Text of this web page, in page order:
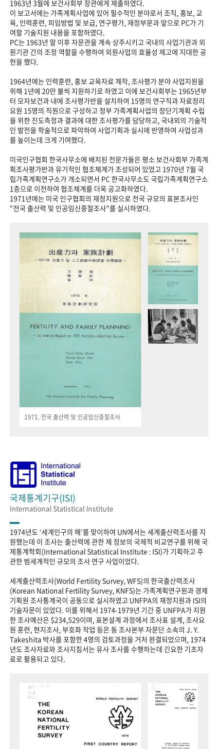
1963년 3월에 보건사회부 장관에게 제출하였다.
이 보고서에는 가족계획사업에 있어 필수적인 분야로서 조직, 홍보, 교
육, 인력훈련, 피임방법 및 보급, 연구평가, 재정부문과 앞으로 PC가 기
여할 기술지원 내용을 포함하였다.
PC는 1963년 말 이후 자문관을 계속 상주시키고 국내의 사업기관과 외
원기관 간의 조정 역할을 수행하여 외원사업의 효율성 제고에 지대한 공
헌을 했다.
1964년에는 인력훈련, 홍보 교육자료 제작, 조사평가 분야 사업지원을
위해 1년에 20만 불씩 지원하기로 하였고 이에 보건사회부는 1965년부
터 모자보건과 내에 조사평가반을 설치하여 15명의 연구직과 자료정리
요원 15명의 직원으로 구성하고 정부 가족계획사업의 장단기계획 수립
을 위한 진도측정과 결과에 대한 조사평가를 담당하고, 국내외의 기술적
인 발전을 학술적으로 파악하여 사업기획과 실시에 반영하여 사업성과
를 높이는데 크게 기여했다.
미국인구협회 한국사무소에 배치된 전문가들은 평소 보건사회부 가족계
획조사평가반과 유기적인 협조체계가 조성되어 있었고 1970년 7월 국
립가족계획연구소가 개소되면서 PC 한국사무소도 국립가족계획연구소
1층으로 이전하여 협조체계를 더욱 공고화하였다.
1971년에는 미국 인구협회의 재정지원으로 전국 규모의 표본조사인
"전국 출산력 및 인공임신중절조사"를 실시하였다.
1971. 전국 출산력 및 인공임신중절조사
국제통계기구(ISI)
International Statistical Institute
1974년도 ‘세계인구의 해’를 맞이하여 UN에서는 세계출산력조사를 지
원했는데 이 조사는 출산력에 관한 제 정보의 국제적 비교연구를 위해 국
제통계학회(International Statistical Institute : ISI)가 기획하고 주
관한 범세계적인 규모의 조사 연구 사업이었다.
세계출산력조사(World Fertility Survey, WFS)의 한국출산력조사
(Korean National Fertility Survey, KNFS)는 가족계획연구원과 경제
기획원 조사통계국이 공동으로 실시하였고 UNFPA의 재정지원과 ISI의
기술자문이 있었다. 이를 위해서 1974-1979년 기간 중 UNFPA가 지원
한 조사예산은 $234,529이며, 표본설계 과정에서 조사표 설계, 조사요
원 훈련, 현지조사, 부호화 작업 등은 동 조사본부 자문단 소속의 J. Y.
Takeshita 박사를 포함한 4명의 검토과정을 거처 완결되었으며, 1974
년도 조사자료와 조사지침서는 유사 조사를 수행하는데 긴요한 기초자
료로 활용되고 있다.